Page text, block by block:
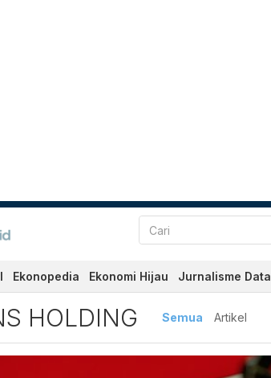
Ekonopedia Ekonomi Hijau Jurnalisme Data
HOLDING Semua Artikel